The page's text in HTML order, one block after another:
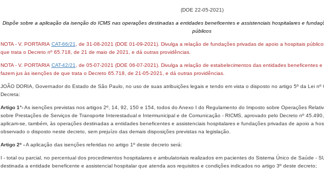
(DOE 22-05-2021)
Dispõe sobre a aplicação da isenção do ICMS nas operações destinadas a entidades beneficentes e assistenciais hospitalares e
públicos
NOTA - V. PORTARIA CAT-66/21
, de 31-08-2021 (DOE 01-09-2021). Divulga a relação de fundações privadas de apoio a hospitais
que trata o Decreto nº 65.718, de 21 de maio de 2021, e dá outras providências.
NOTA - V. PORTARIA CAT-42/21
, de 05-07-2021 (DOE 06-07-2021). Divulga a relação de estabelecimentos das entidades beneficentes
fazem jus às isenções de que trata o Decreto 65.718, de 21-05-2021, e dá outras providências.
JOÃO DORIA, Governador do Estado de São Paulo, no uso de suas atribuições legais e tendo em vista o disposto no artigo 5º da Lei nº
Decreta:
Artigo 1°-As isenções previstas nos artigos 2º, 14, 92, 150 e 154, todos do Anexo I do Regulamento do Imposto sobre Operações
sobre Prestações de Serviços de Transporte Interestadual e Intermunicipal e de Comunicação - RICMS, aprovado pelo Decreto nº
aplicam-se, também, às operações destinadas a entidades beneficentes e assistenciais hospitalares e fundações privadas de apoio a
observado o disposto neste decreto, sem prejuízo das demais disposições previstas na legislação.
Artigo 2º -A aplicação das isenções referidas no artigo 1º deste decreto será:
I - total ou parcial, no percentual dos procedimentos hospitalares e ambulatoriais realizados em pacientes do Sistema Único de Saúde -
destinada a entidade beneficente e assistencial hospitalar que atenda aos requisitos e condições indicados no artigo 3º deste decreto;